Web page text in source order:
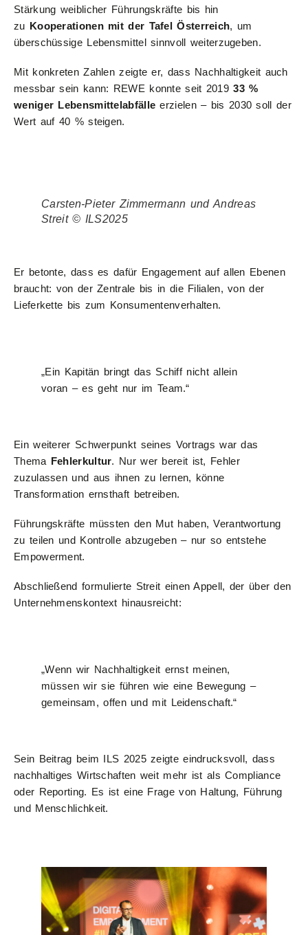
Stärkung weiblicher Führungskräfte bis hin
zu Kooperationen mit der Tafel Österreich, um
überschüssige Lebensmittel sinnvoll weiterzugeben.
Mit konkreten Zahlen zeigte er, dass Nachhaltigkeit auch
messbar sein kann: REWE konnte seit 201933 %
weniger Lebensmittelabfälle erzielen – bis 2030 soll der
Wert auf 40 % steigen.
Carsten-Pieter Zimmermann und Andreas
Streit © ILS2025
Er betonte, dass es dafür Engagement auf allen Ebenen
braucht: von der Zentrale bis in die Filialen, von der
Lieferkette bis zum Konsumentenverhalten.
„Ein Kapitän bringt das Schiff nicht allein
voran – es geht nur im Team.“
Ein weiterer Schwerpunkt seines Vortrags war das
Thema Fehlerkultur. Nur wer bereit ist, Fehler
zuzulassen und aus ihnen zu lernen, könne
Transformation ernsthaft betreiben.
Führungskräfte müssten den Mut haben, Verantwortung
zu teilen und Kontrolle abzugeben – nur so entstehe
Empowerment.
Abschließend formulierte Streit einen Appell, der über den
Unternehmenskontext hinausreicht:
„Wenn wir Nachhaltigkeit ernst meinen,
müssen wir sie führen wie eine Bewegung –
gemeinsam, offen und mit Leidenschaft.“
Sein Beitrag beim ILS 2025 zeigte eindrucksvoll, dass
nachhaltiges Wirtschaften weit mehr ist als Compliance
oder Reporting. Es ist eine Frage von Haltung, Führung
und Menschlichkeit.